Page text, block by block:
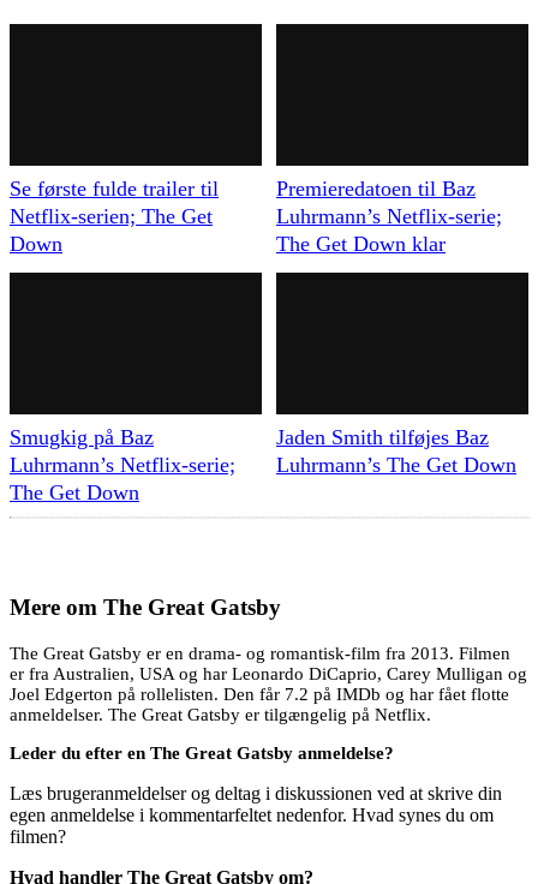
Se første fulde trailer til
Netflix-serien; The Get
Down
Premieredatoen til Baz
Luhrmann’s Netflix-serie;
The Get Down klar
Smugkig på Baz
Luhrmann’s Netflix-serie;
The Get Down
Jaden Smith tilføjes Baz
Luhrmann’s The Get Down
Mere om The Great Gatsby
The Great Gatsby er en drama- og romantisk-film fra 2013. Filmen
er fra Australien, USA og har Leonardo DiCaprio, Carey Mulligan og
Joel Edgerton på rollelisten. Den får 7.2 på IMDb og har fået flotte
anmeldelser. The Great Gatsby er tilgængelig på Netflix.
Leder du efter en The Great Gatsby anmeldelse?
Læs brugeranmeldelser og deltag i diskussionen ved at skrive din
egen anmeldelse i kommentarfeltet nedenfor. Hvad synes du om
filmen?
Hvad handler The Great Gatsby om?